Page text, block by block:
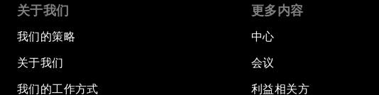
关于我们
我们的策略
关于我们
我们的工作方式
更多内容
中心
会议
利益相关方